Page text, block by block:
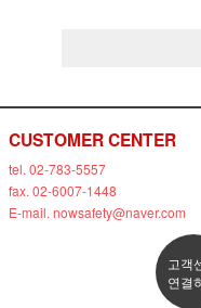
CUSTOMER CENTER
tel. 02-783-5557
fax. 02-6007-1448
E-mail. nowsafety@naver.com
고객
연결